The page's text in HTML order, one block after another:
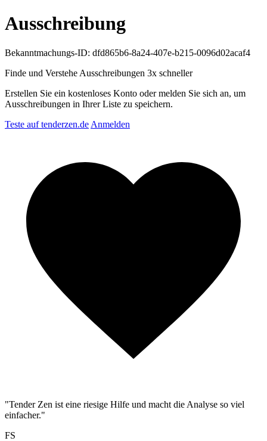
Ausschreibung
Bekanntmachungs-ID: dfd865b6-8a24-407e-b215-0096d02acaf4
Finde und Verstehe Ausschreibungen 3x schneller
Erstellen Sie ein kostenloses Konto oder melden Sie sich an, um
Ausschreibungen in Ihrer Liste zu speichern.
Teste auf tenderzen.de Anmelden
"Tender Zen ist eine riesige Hilfe und macht die Analyse so viel
einfacher."
FS